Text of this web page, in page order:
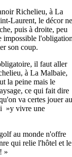
Richelieu, à La
Laurent, le décor ne
puis à droite, peu
impossible
son coup.
il faut aller
à La Malbaie,
la peine mais le
ce qui fait dire
va certes jouer au
»y vivre une
au monde n'offre
qui relie l'hôtel et le
»